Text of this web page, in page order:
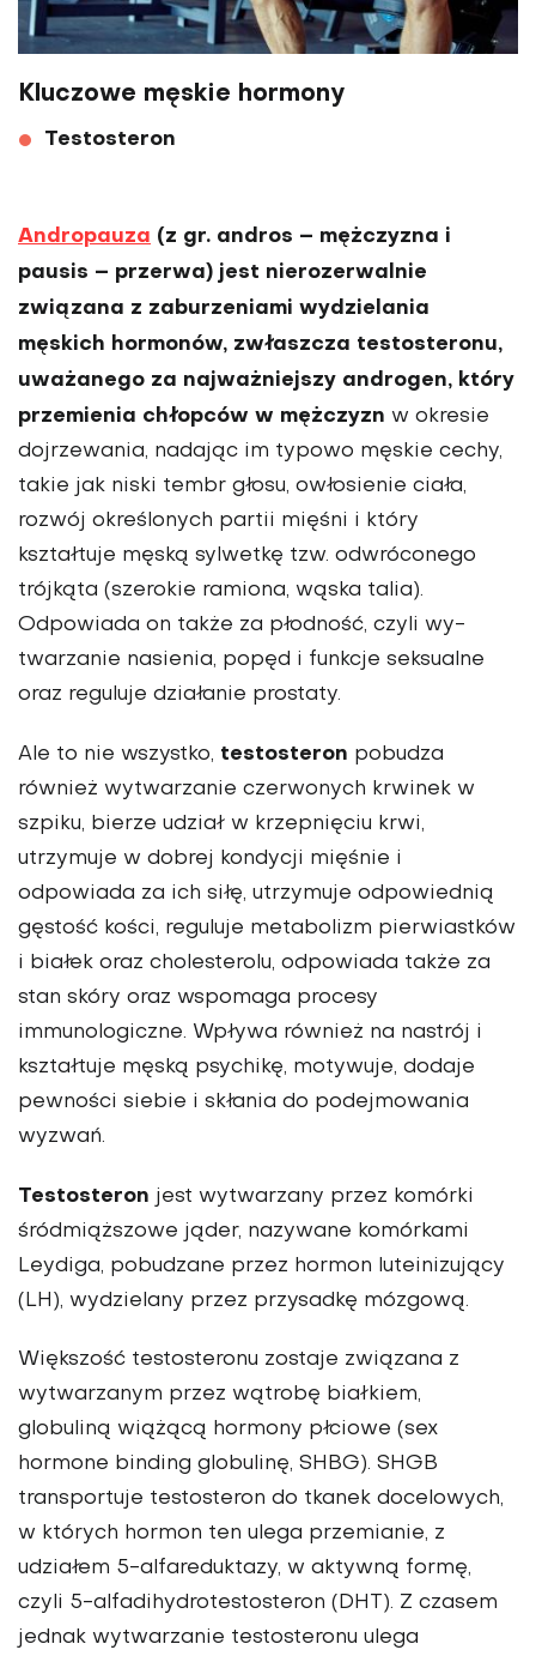
Kluczowe męskie hormony
Testosteron
Andropauza (z gr. andros – mężczyzna i
pausis – przerwa) jest nierozerwalnie
związana z zaburzeniami wydzielania
męskich hormonów, zwłaszcza testosteronu,
uważanego za najważniejszy androgen, który
przemienia chłopców w mężczyzn w okresie
dojrzewania, nadając im typowo męskie cechy,
takie jak niski tembr głosu, owłosienie ciała,
rozwój określonych partii mięśni i który
kształtuje męską sylwetkę tzw. odwróconego
trójkąta (szerokie ramiona, wąska talia).
Odpowiada on także za płodność, czyli wy­
twarzanie nasienia, popęd i funkcje seksualne
oraz reguluje działanie prostaty.
Ale to nie wszystko, testosteron pobu­dza
również wytwarzanie czerwonych krwinek w
szpiku, bierze udział w krzepnięciu krwi,
utrzymuje w dobrej kondycji mięśnie i
odpowiada za ich siłę, utrzymuje odpo­wiednią
gęstość kości, reguluje metabolizm pierwiastków
i białek oraz cholesterolu, odpowiada także za
stan skóry oraz wspomaga procesy
immunologiczne. Wpływa również na nastrój i
kształtuje męską psychikę, motywuje, doda­je
pewności siebie i skłania do podejmowania
wyzwań.
Testosteron jest wytwarzany przez komórki
śródmiąższowe jąder, nazywane komórkami
Leydiga, pobudzane przez hormon luteinizują­cy
(LH), wydzielany przez przysadkę mózgową.
Większość testosteronu zostaje związana z
wytwarzanym przez wątrobę białkiem,
globuliną wiążącą hormony płciowe (sex
hormone binding globulinę, SHBG). SHGB
transportuje testosteron do tkanek docelowych,
w których hor­mon ten ulega przemianie, z
udziałem 5-alfareduktazy, w aktywną formę,
czyli 5-alfadihydrotestosteron (DHT). Z cza­sem
jednak wytwarzanie testosteronu ulega